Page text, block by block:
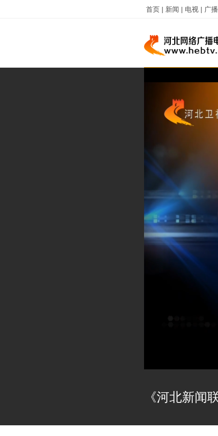
首页 | 新闻 | 电视 | 广
《河北新闻